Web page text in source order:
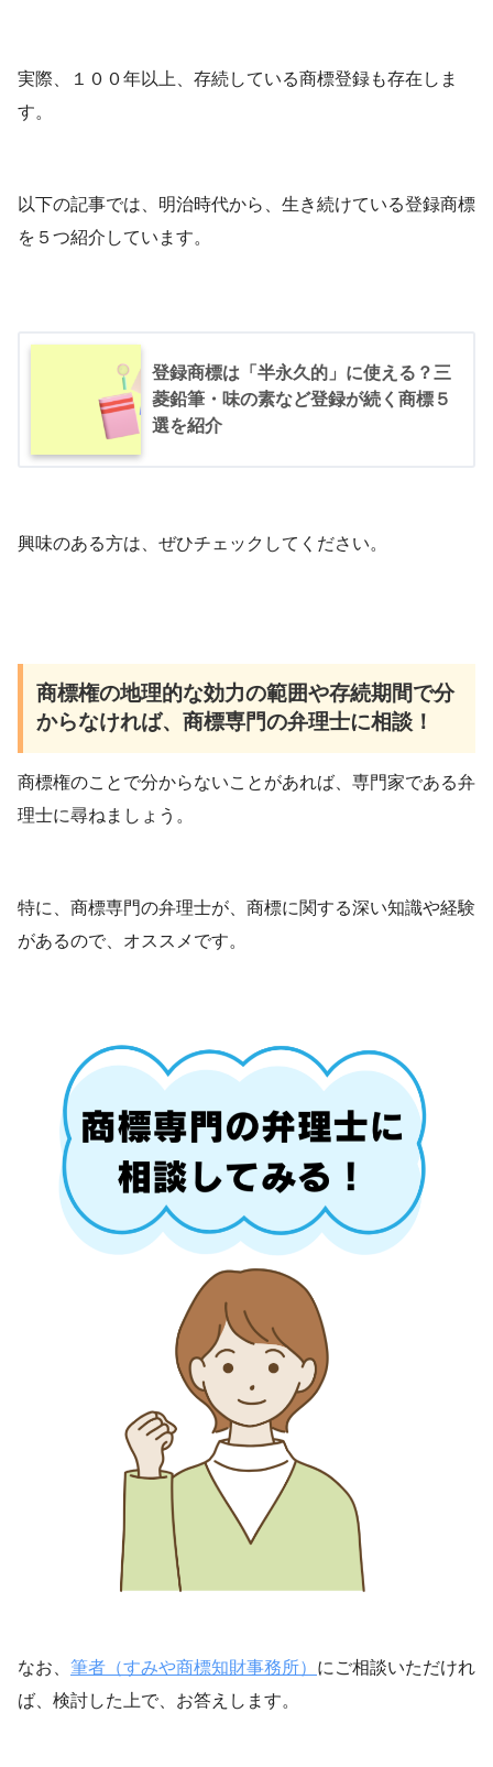
実際、１００年以上、存続している商標登録も存在しま
す。
以下の記事では、明治時代から、生き続けている登録商標
を５つ紹介しています。
登録商標は「半永久的」に使える？三
菱鉛筆・味の素など登録が続く商標５
選を紹介
興味のある方は、ぜひチェックしてください。
商標権の地理的な効力の範囲や存続期間で分
からなければ、商標専門の弁理士に相談！
商標権のことで分からないことがあれば、専門家である弁
理士に尋ねましょう。
特に、商標専門の弁理士が、商標に関する深い知識や経験
があるので、オススメです。
なお、 筆者（すみや商標知財事務所） にご相談いただけれ
ば、検討した上で、お答えします。